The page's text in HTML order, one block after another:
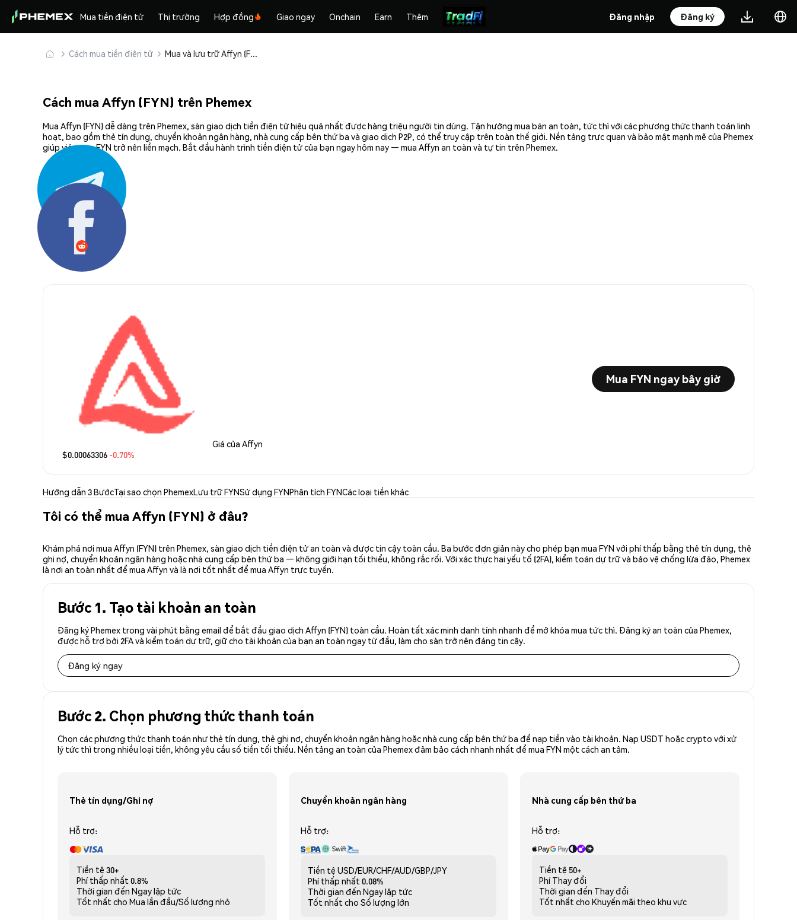
Mua tiền điện tử Thị trường Hợp đồng Giao ngay Onchain Earn Thêm Đăng nhập Đăng ký
Cách mua tiền điện tử Mua và lưu trữ Affyn (FYN) an toàn
Cách mua Affyn (FYN) trên Phemex
Mua Affyn (FYN) dễ dàng trên Phemex, sàn giao dịch tiền điện tử hiệu quả nhất được hàng triệu người tin dùng. Tận hưởng mua bán an toàn, tức thì với các phương thức thanh toán linh
hoạt, bao gồm thẻ tín dụng, chuyển khoản ngân hàng, nhà cung cấp bên thứ ba và giao dịch P2P, có thể truy cập trên toàn thế giới. Nền tảng trực quan và bảo mật mạnh mẽ của Phemex
giúp việc mua FYN trở nên liền mạch. Bắt đầu hành trình tiền điện tử của bạn ngay hôm nay — mua Affyn an toàn và tự tin trên Phemex.
Chia sẻ:
Giá của Affyn
$0.00063306 -0.70%
Mua FYN ngay bây giờ
Hướng dẫn 3 BướcTại sao chọn PhemexLưu trữ FYNSử dụng FYNPhân tích FYNCác loại tiền khác
Tôi có thể mua Affyn (FYN) ở đâu?
Khám phá nơi mua Affyn (FYN) trên Phemex, sàn giao dịch tiền điện tử an toàn và được tin cậy toàn cầu. Ba bước đơn giản này cho phép bạn mua FYN với phí thấp bằng thẻ tín dụng, thẻ
ghi nợ, chuyển khoản ngân hàng hoặc nhà cung cấp bên thứ ba — không giới hạn tối thiểu, không rắc rối. Với xác thực hai yếu tố (2FA), kiểm toán dự trữ và bảo vệ chống lừa đảo, Phemex
là nơi an toàn nhất để mua Affyn và là nơi tốt nhất để mua Affyn trực tuyến.
Bước 1. Tạo tài khoản an toàn
Đăng ký Phemex trong vài phút bằng email để bắt đầu giao dịch Affyn (FYN) toàn cầu. Hoàn tất xác minh danh tính nhanh để mở khóa mua tức thì. Đăng ký an toàn của Phemex,
được hỗ trợ bởi 2FA và kiểm toán dự trữ, giữ cho tài khoản của bạn an toàn ngay từ đầu, làm cho sàn trở nên đáng tin cậy.
Đăng ký ngay
Bước 2. Chọn phương thức thanh toán
Chọn các phương thức thanh toán như thẻ tín dụng, thẻ ghi nợ, chuyển khoản ngân hàng hoặc nhà cung cấp bên thứ ba để nạp tiền vào tài khoản. Nạp USDT hoặc crypto với xử
lý tức thì trong nhiều loại tiền, không yêu cầu số tiền tối thiểu. Nền tảng an toàn của Phemex đảm bảo cách nhanh nhất để mua FYN một cách an tâm.
Thẻ tín dụng/Ghi nợ
Hỗ trợ:
Tiền tệ 30+
Phí thấp nhất 0.8%
Thời gian đến Ngay lập tức
Tốt nhất cho Mua lần đầu/Số lượng nhỏ
Chuyển khoản ngân hàng
Hỗ trợ:
Tiền tệ USD/EUR/CHF/AUD/GBP/JPY
Phí thấp nhất 0.08%
Thời gian đến Ngay lập tức
Tốt nhất cho Số lượng lớn
Nhà cung cấp bên thứ ba
Hỗ trợ:
Tiền tệ 50+
Phí Thay đổi
Thời gian đến Thay đổi
Tốt nhất cho Khuyến mãi theo khu vực